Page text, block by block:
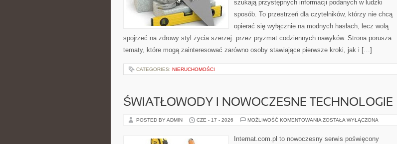
szukają przystępnych informacji podanych w ludzki
sposób. To przestrzeń dla czytelników, którzy nie chcą
opierać się wyłącznie na modnych hasłach, lecz wolą
spojrzeć na zdrowy styl życia szerzej: przez pryzmat codziennych nawyków. Strona porusza
tematy, które mogą zainteresować zarówno osoby stawiające pierwsze kroki, jak i […]
CATEGORIES: NIERUCHOMOŚCI
ŚWIATŁOWODY I NOWOCZESNE TECHNOLOGIE
POSTED BY ADMIN CZE - 17 - 2026 MOŻLIWOŚĆ KOMENTOWANIA ŚWIATŁOWODY
TECHNOLOGIE
ZOSTAŁA WYŁĄCZONA
Internat.com.pl to nowoczesny serwis poświęcony